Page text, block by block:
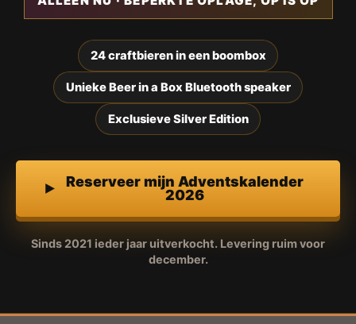
24 craftbieren in een boombox
Unieke Beer in a Box Bluetooth speaker
Exclusieve Silver Edition
Reserveer mijn Adventskalender
2026
Sinds 2021 ieder jaar uitverkocht. Levering ruim voor
december.